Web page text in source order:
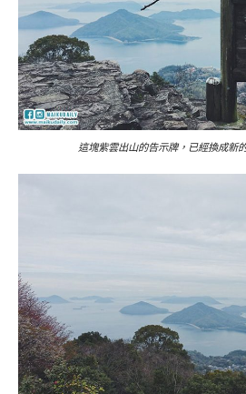
這塊紫雲出山的告示牌，已經換成新